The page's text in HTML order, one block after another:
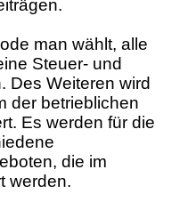
man wählt, alle
Steuer- und
Des Weiteren wird
der betrieblichen
Es werden für die
die im
werden.